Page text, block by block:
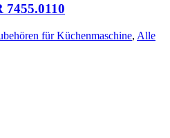
für Küchenmaschine, Alle